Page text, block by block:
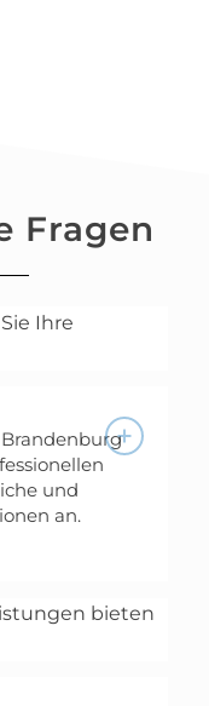
Fragen
Ihre
und
an.
bieten